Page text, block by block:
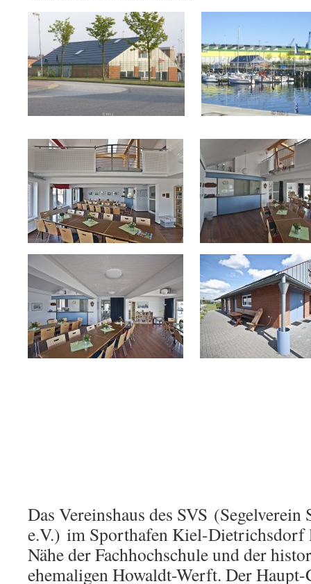
Das Vereinshaus des SVS (Segelverein
e.V.) im Sporthafen Kiel-
Nähe der Fachhochschule und der
ehemaligen Howaldt-Werft. Der